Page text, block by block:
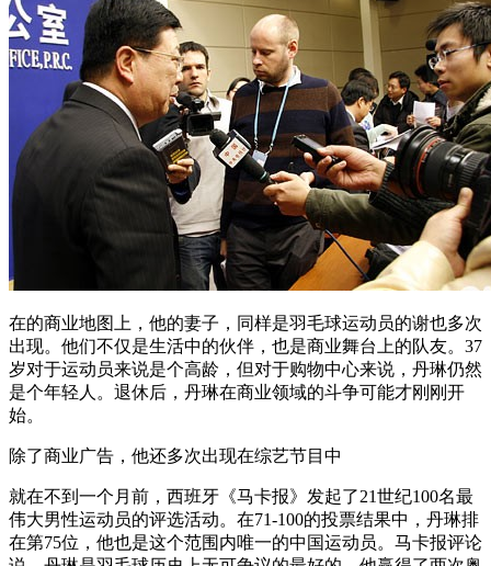
在的商业地图上，他的妻子，同样是羽毛球运动员的谢也多次
出现。他们不仅是生活中的伙伴，也是商业舞台上的队友。37
岁对于运动员来说是个高龄，但对于购物中心来说，丹琳仍然
是个年轻人。退休后，丹琳在商业领域的斗争可能才刚刚开
始。
除了商业广告，他还多次出现在综艺节目中
就在不到一个月前，西班牙《马卡报》发起了21世纪100名最
伟大男性运动员的评选活动。在71-100的投票结果中，丹琳排
在第75位，他也是这个范围内唯一的中国运动员。马卡报评论